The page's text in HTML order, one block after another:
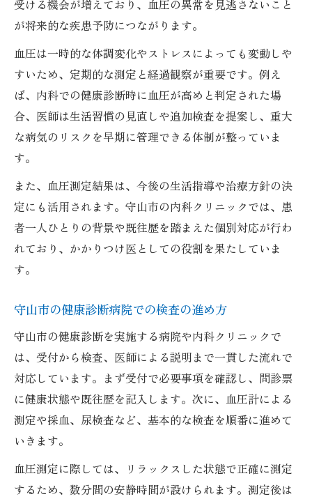
受ける機会が増えており、血圧の異常を見逃さないこと
が将来的な疾患予防につながります。
血圧は一時的な体調変化やストレスによっても変動しや
すいため、定期的な測定と経過観察が重要です。例え
ば、内科での健康診断時に血圧が高めと判定された場
合、医師は生活習慣の見直しや追加検査を提案し、重大
な病気のリスクを早期に管理できる体制が整っていま
す。
また、血圧測定結果は、今後の生活指導や治療方針の決
定にも活用されます。守山市の内科クリニックでは、患
者一人ひとりの背景や既往歴を踏まえた個別対応が行わ
れており、かかりつけ医としての役割を果たしていま
す。
守山市の健康診断病院での検査の進め方
守山市の健康診断を実施する病院や内科クリニックで
は、受付から検査、医師による説明まで一貫した流れで
対応しています。まず受付で必要事項を確認し、問診票
に健康状態や既往歴を記入します。次に、血圧計による
測定や採血、尿検査など、基本的な検査を順番に進めて
いきます。
血圧測定に際しては、リラックスした状態で正確に測定
するため、数分間の安静時間が設けられます。測定後は